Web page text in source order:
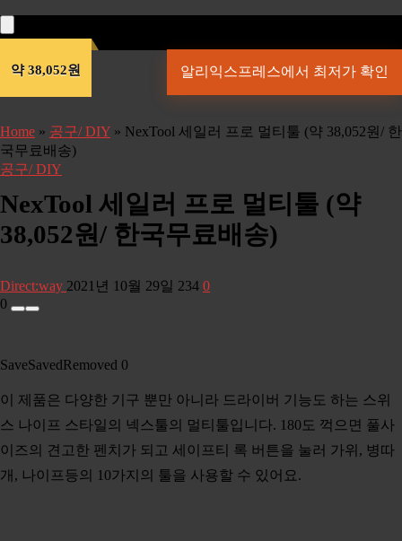
약 38,052원 알리익스프레스에서 최저가 확인
Home » 공구/ DIY » NexTool 세일러 프로 멀티툴 (약 38,052원/ 한
국무료배송)
공구/ DIY
NexTool 세일러 프로 멀티툴 (약
38,052원/ 한국무료배송)
Direct:way 2021년 10월 29일 234 0
0
SaveSavedRemoved 0
이 제품은 다양한 기구 뿐만 아니라 드라이버 기능도 하는 스위
스 나이프 스타일의 넥스툴의 멀티툴입니다. 180도 꺽으면 풀사
이즈의 견고한 펜치가 되고 세이프티 록 버튼을 눌러 가위, 병따
개, 나이프등의 10가지의 툴을 사용할 수 있어요.